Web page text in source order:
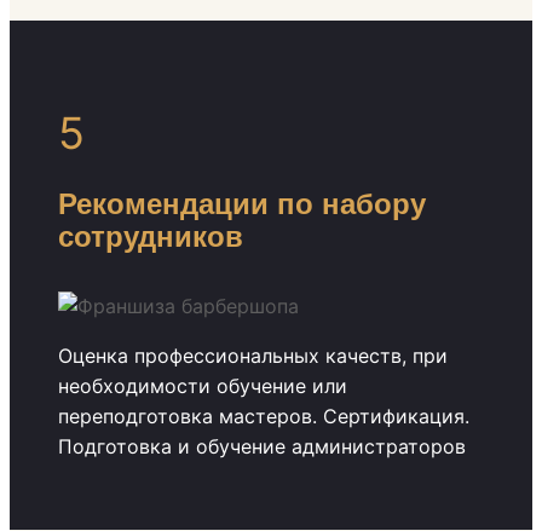
5
Рекомендации по набору
сотрудников
Оценка профессиональных качеств, при
необходимости обучение или
переподготовка мастеров. Сертификация.
Подготовка и обучение администраторов